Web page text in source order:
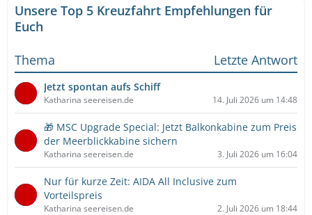
Unsere Top 5 Kreuzfahrt Empfehlungen für
Euch
Thema
Letzte Antwort
Jetzt spontan aufs Schiff
Katharina seereisen.de 14. Juli 2026 um 14:48
🎁 MSC Upgrade Special: Jetzt Balkonkabine zum Preis
der Meerblickkabine sichern
Katharina seereisen.de 3. Juli 2026 um 16:04
Nur für kurze Zeit: AIDA All Inclusive zum
Vorteilspreis
Katharina seereisen.de 2. Juli 2026 um 18:44